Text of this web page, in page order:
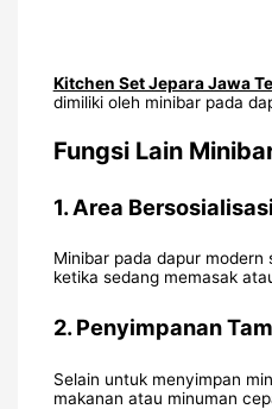
Kitchen Set Jepara Jawa
dimiliki oleh minibar pada
Fungsi Lain
1.Area Bersosialisasi
Minibar pada dapur
ketika sedang memasak
2.Penyimpanan
Selain untuk menyimpan
makanan atau minuman